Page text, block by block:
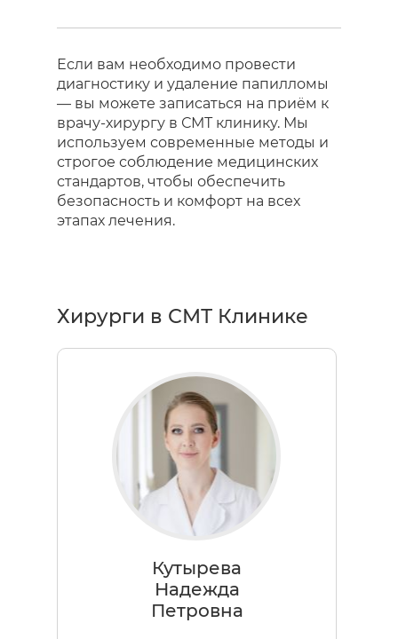
Если вам необходимо провести
диагностику и удаление папилломы
— вы можете записаться на приём к
врачу-хирургу в СМТ клинику. Мы
используем современные методы и
строгое соблюдение медицинских
стандартов, чтобы обеспечить
безопасность и комфорт на всех
этапах лечения.
Хирурги в СМТ Клинике
Кутырева
Надежда
Петровна